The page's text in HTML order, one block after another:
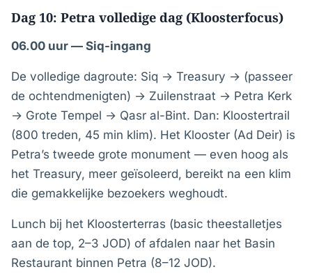
Dag 10: Petra volledige dag (Kloosterfocus)
06.00 uur — Siq-ingang
De volledige dagroute: Siq → Treasury → (passeer
de ochtendmenigten) → Zuilenstraat → Petra Kerk
→ Grote Tempel → Qasr al-Bint. Dan: Kloostertrail
(800 treden, 45 min klim). Het Klooster (Ad Deir) is
Petra’s tweede grote monument — even hoog als
het Treasury, meer geïsoleerd, bereikt na een klim
die gemakkelijke bezoekers weghoudt.
Lunch bij het Kloosterterras (basic theestalletjes
aan de top, 2–3 JOD) of afdalen naar het Basin
Restaurant binnen Petra (8–12 JOD).